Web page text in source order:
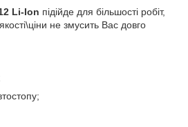
Li-Ion підійде для більшості робіт,
не змусить Вас довго